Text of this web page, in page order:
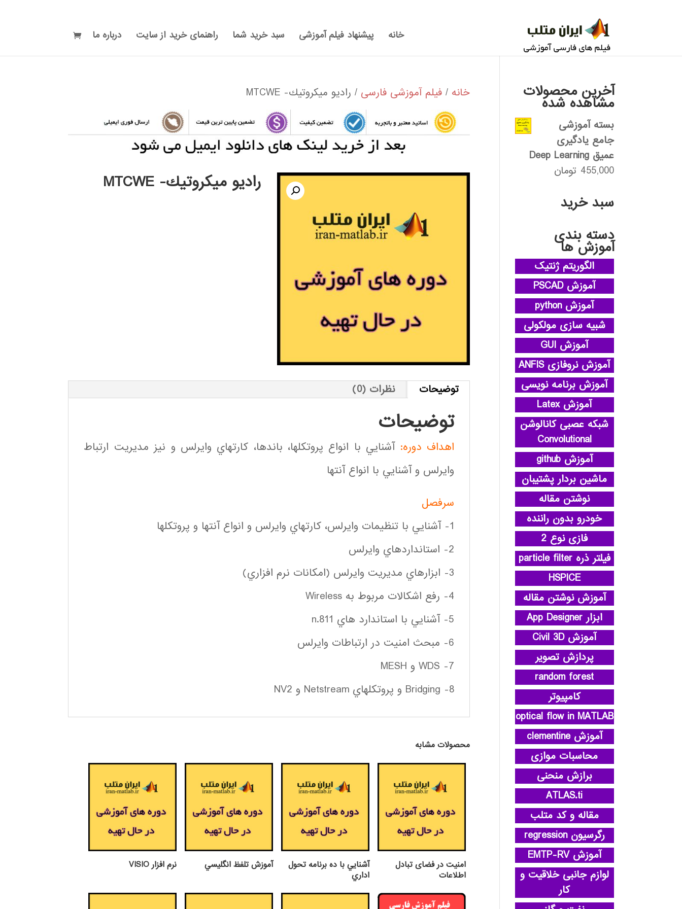
خانه پیشنهاد فیلم آموزشی سبد خرید شما راهنمای خرید از سایت درباره ما
خانه / فیلم آموزشی فارسی / راديو ميكروتيك- MTCWE
راديو ميكروتيك- MTCWE
توضیحات نظرات (0)
توضیحات
اهداف دوره: آشنايي با انواع پروتكلها، باندها، كارتهاي وايرلس و نيز مديريت ارتباط
وايرلس و آشنايي با انواع آنتها
سرفصل
1- آشنايي با تنظيمات وايرلس، كارتهاي وايرلس و انواع آنتها و پروتكلها
2- استانداردهاي وايرلس
3- ابزارهاي مديريت وايرلس (امكانات نرم افزاري)
4- رفع اشكالات مربوط به Wireless
5- آشنايي با استاندارد هاي 811.n
6- مبحث امنيت در ارتباطات وايرلس
7- WDS و MESH
8- Bridging و پروتكلهاي Netstream و NV2
محصولات مشابه
امنیت در فضای تبادل
اطلاعات
آشنايي با ده برنامه تحول
اداري
آموزش تلفظ انگليسي نرم افزار VISIO
آخرین محصولات
مشاهده شده
بسته آموزشی
جامع یادگیری
عمیق Deep Learning
455,000 تومان
سبد خرید
دسته بندی
آموزش ها
الگوریتم ژنتیک
آموزش PSCAD
آموزش python
شبیه سازی مولکولی
آموزش GUI
آموزش نروفازی ANFIS
آموزش برنامه نویسی
آموزش Latex
شبکه عصبی کانالوشن
Convolutional
آموزش github
ماشین بردار پشتیبان
نوشتن مقاله
خودرو بدون راننده
فازی نوع 2
فیلتر ذره particle filter
HSPICE
آموزش نوشتن مقاله
ابزار App Designer
آموزش Civil 3D
پردازش تصویر
random forest
کامپیوتر
optical flow in MATLAB
آموزش clementine
محاسبات موازی
برازش منحنی
ATLAS.ti
مقاله و کد متلب
رگرسیون regression
آموزش EMTP-RV
لوازم جانبی خلاقیت و
کار